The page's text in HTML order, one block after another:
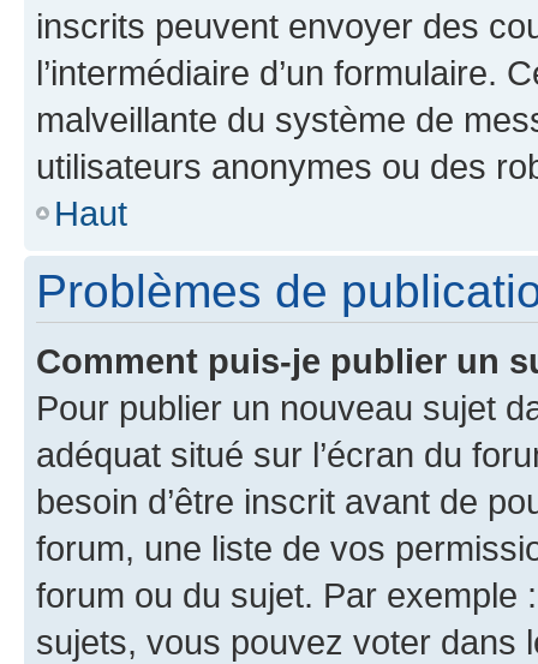
inscrits peuvent envoyer des
l’intermédiaire d’un formulaire.
malveillante du système de
utilisateurs anonymes ou des
Haut
Problèmes de
Comment puis-je publier un
Pour publier un nouveau sujet
adéquat situé sur l’écran du
besoin d’être inscrit avant de
forum, une liste de vos
forum ou du sujet. Par exemple
sujets, vous pouvez voter dans